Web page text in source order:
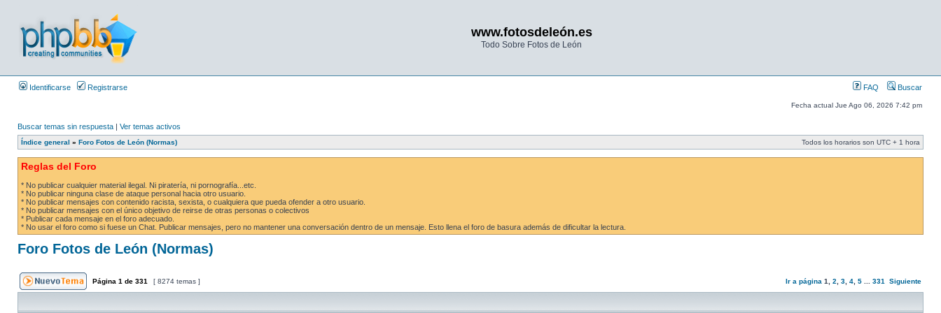
www.fotosdeleón.es
Todo Sobre Fotos de León
Identificarse Registrarse FAQ Buscar
Fecha actual Jue Ago 06, 2026 7:42 pm
Buscar temas sin respuesta | Ver temas activos
Índice general » Foro Fotos de León (Normas) Todos los horarios son UTC + 1 hora
Reglas del Foro
* No publicar cualquier material ilegal. Ni piratería, ni pornografía...etc.
* No publicar ninguna clase de ataque personal hacia otro usuario.
* No publicar mensajes con contenido racista, sexista, o cualquiera que pueda ofender a otro usuario.
* No publicar mensajes con el único objetivo de reirse de otras personas o colectivos
* Publicar cada mensaje en el foro adecuado.
* No usar el foro como si fuese un Chat. Publicar mensajes, pero no mantener una conversación dentro de un mensaje. Esto llena el foro de basura además de dificultar la lectura.
Foro Fotos de León (Normas)
Página 1 de 331 [ 8274 temas ] Ir a página 1 2 3 4 5 331 Siguiente